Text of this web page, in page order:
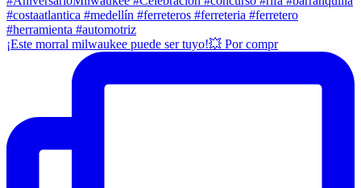
¡Este morral milwaukee puede ser tuyo!💥 Por compr